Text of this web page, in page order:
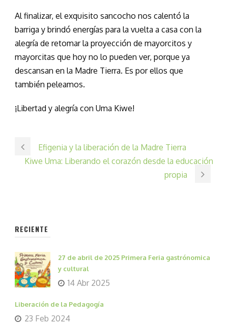
Al finalizar, el exquisito sancocho nos calentó la
barriga y brindó energías para la vuelta a casa con la
alegría de retomar la proyección de mayorcitos y
mayorcitas que hoy no lo pueden ver, porque ya
descansan en la Madre Tierra. Es por ellos que
también peleamos.
¡Libertad y alegría con Uma Kiwe!
Efigenia y la liberación de la Madre Tierra
Kiwe Uma: Liberando el corazón desde la educación
propia
RECIENTE
27 de abril de 2025 Primera Feria gastrónomica
y cultural
14 Abr 2025
Liberación de la Pedagogía
23 Feb 2024